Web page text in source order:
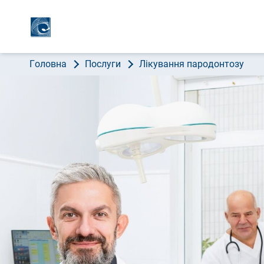
Головна Послуги Лікування пародонтозу